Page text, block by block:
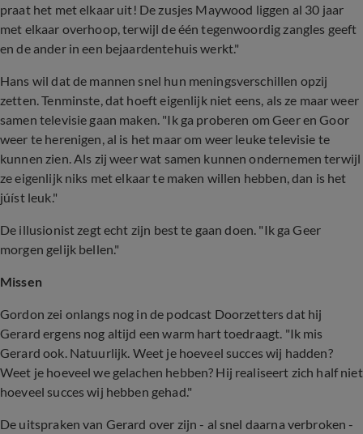
praat het met elkaar uit! De zusjes Maywood liggen al 30 jaar
met elkaar overhoop, terwijl de één tegenwoordig zangles geeft
en de ander in een bejaardentehuis werkt."
Hans wil dat de mannen snel hun meningsverschillen opzij
zetten. Tenminste, dat hoeft eigenlijk niet eens, als ze maar weer
samen televisie gaan maken. "Ik ga proberen om Geer en Goor
weer te herenigen, al is het maar om weer leuke televisie te
kunnen zien. Als zij weer wat samen kunnen ondernemen terwijl
ze eigenlijk niks met elkaar te maken willen hebben, dan is het
júíst leuk."
De illusionist zegt echt zijn best te gaan doen. "Ik ga Geer
morgen gelijk bellen."
Missen
Gordon zei onlangs nog in de podcast Doorzetters dat hij
Gerard ergens nog altijd een warm hart toedraagt. "Ik mis
Gerard ook. Natuurlijk. Weet je hoeveel succes wij hadden?
Weet je hoeveel we gelachen hebben? Hij realiseert zich half niet
hoeveel succes wij hebben gehad."
De uitspraken van Gerard over zijn - al snel daarna verbroken -